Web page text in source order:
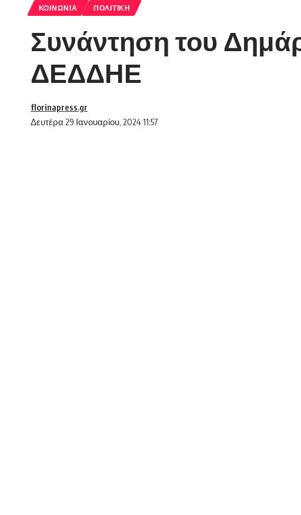
ΚΟΙΝΩΝΊΑ ΠΟΛΙΤΙΚΉ
Συνάντηση του
ΔΕΔΔΗΕ
Δευτέρα 29 Ιανουαρίου, 2024 11:57
florinapress.gr